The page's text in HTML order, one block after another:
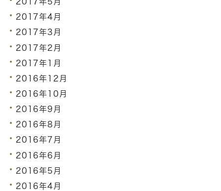
2017年5月
2017年4月
2017年3月
2017年2月
2017年1月
2016年12月
2016年10月
2016年9月
2016年8月
2016年7月
2016年6月
2016年5月
2016年4月